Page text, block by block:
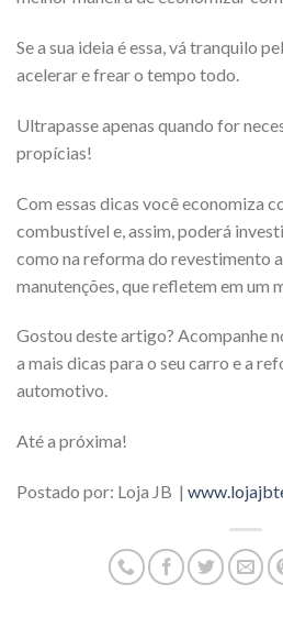
Se a sua ideia é essa, vá tranquilo
acelerar e frear o tempo todo.
Ultrapasse apenas quando for
propícias!
Com essas dicas você economiza
combustível e, assim, poderá
como na reforma do revestimento
manutenções, que refletem em um
Gostou deste artigo? Acompanhe
a mais dicas para o seu carro e a
automotivo.
Até a próxima!
Postado por: Loja JB |